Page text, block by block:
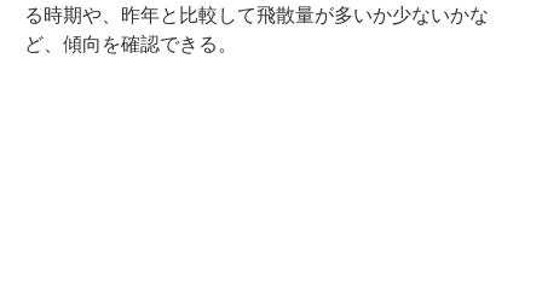
る時期や、昨年と比較して飛散量が多いか少ないかな
ど、傾向を確認できる。